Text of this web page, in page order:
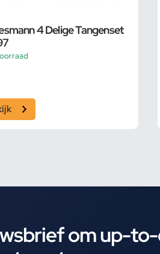
4 Delige Tangenset
om up-